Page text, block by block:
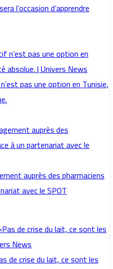
l’occasion d’apprendre
pas une option en Tunisie,
auprès des pharmaciens
avec le SPOT
de crise du lait, ce sont les